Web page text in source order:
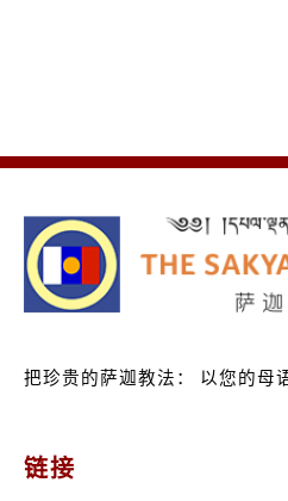
把珍贵的萨迦教法： 以您的母
链接